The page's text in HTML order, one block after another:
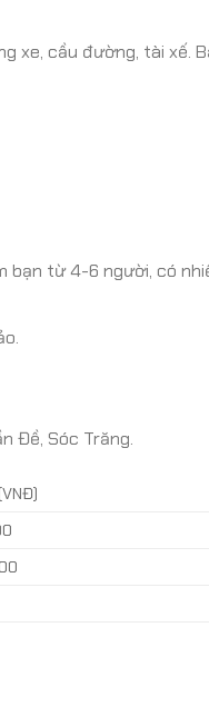
xe, cầu đường, tài xế.
bạn từ 4-6 người, có
Đề, Sóc Trăng.